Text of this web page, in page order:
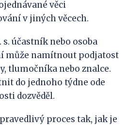
věci
v jiných věcech.
s. účastník nebo osoba
může namítnout podjatost
tlumočníka nebo znalce.
do jednoho týdne ode
dozvěděl.
proces tak, jak je